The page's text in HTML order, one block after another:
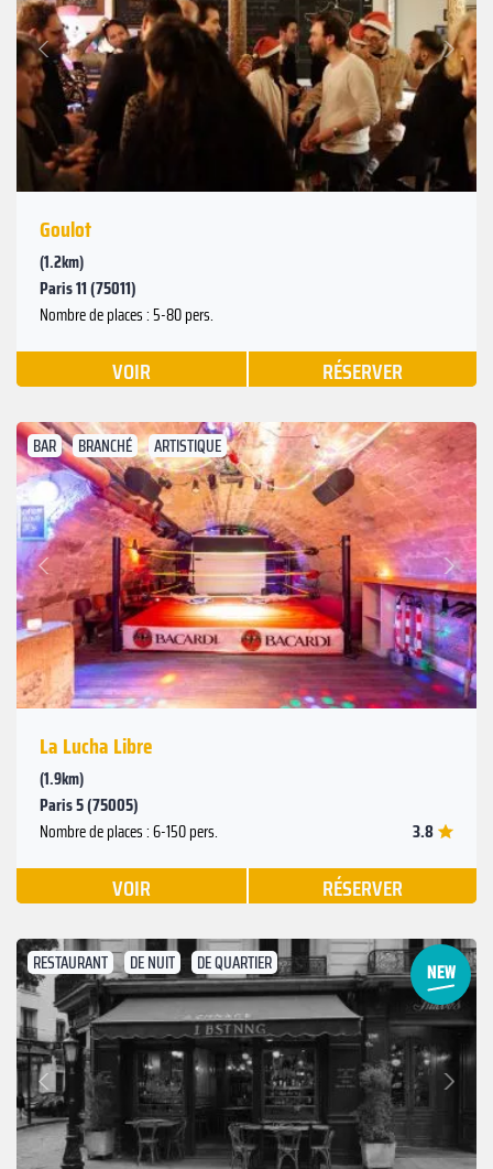
Précédent
Suivant
Goulot
(1.2km)
Paris 11 (75011)
Nombre de places : 5-80 pers.
VOIR RÉSERVER
BAR BRANCHÉ ARTISTIQUE
Précédent
Suivant
La Lucha Libre
(1.9km)
Paris 5 (75005)
Nombre de places : 6-150 pers. 3.8
VOIR RÉSERVER
RESTAURANT DE NUIT DE QUARTIER
Précédent
Suivant